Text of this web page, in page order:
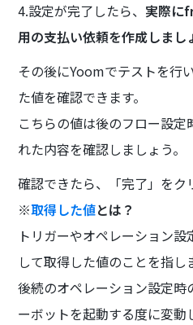
4.設定が完了したら、 実際に
用の支払い依頼を作成しまし
その後にYoomでテストを行
た値を確認できます。
こちらの値は後のフロー設
れた内容を確認しましょう。
確認できたら、「完了」をク
※取得した値とは？
トリガーやオペレーション
して取得した値のことを指し
後続のオペレーション設定時
ーボットを起動する度に変動